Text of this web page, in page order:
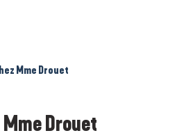
Mme Drouet
Drouet